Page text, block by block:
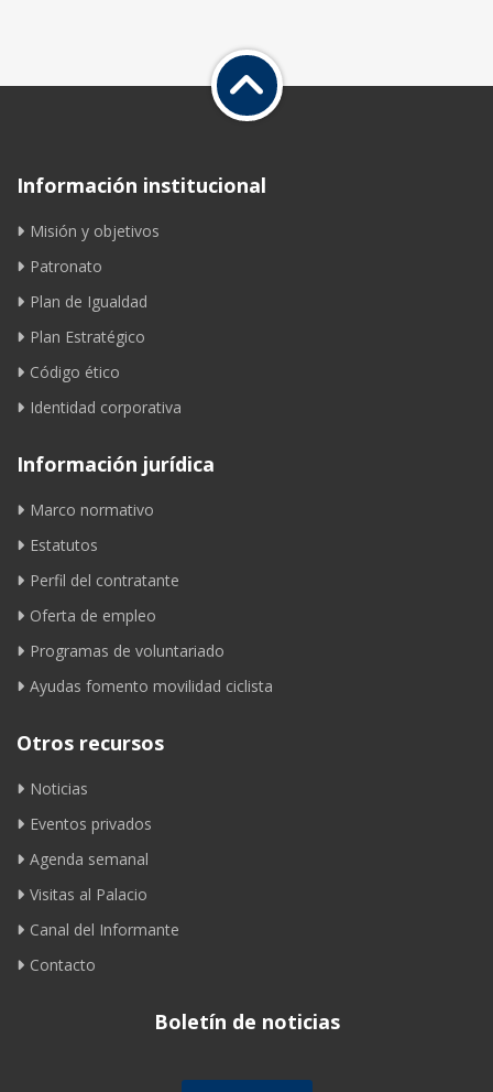
Información institucional
Misión y objetivos
Patronato
Plan de Igualdad
Plan Estratégico
Código ético
Identidad corporativa
Información jurídica
Marco normativo
Estatutos
Perfil del contratante
Oferta de empleo
Programas de voluntariado
Ayudas fomento movilidad ciclista
Otros recursos
Noticias
Eventos privados
Agenda semanal
Visitas al Palacio
Canal del Informante
Contacto
Boletín de noticias